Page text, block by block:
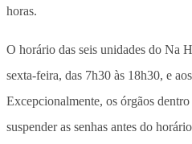
horas.
O horário das seis unidades do Na
sexta-feira, das 7h30 às 18h30, e
Excepcionalmente, os órgãos
suspender as senhas antes do